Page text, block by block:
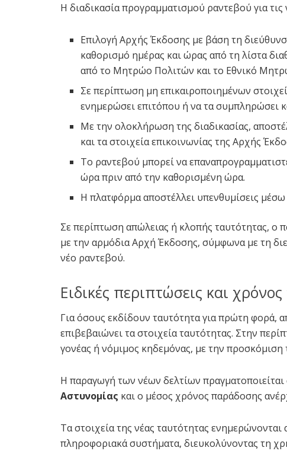
Η διαδικασία προγραμματισμού ραντεβού για τις
Επιλογή Αρχής Έκδοσης με βάση τη
καθορισμό ημέρας και ώρας από τη λίστα
από το Μητρώο Πολιτών και το Εθνικό
Σε περίπτωση μη επικαιροποιημένων
ενημερώσει επιτόπου ή να τα συμπληρώσει
Με την ολοκλήρωση της διαδικασίας,
και τα στοιχεία επικοινωνίας της Αρχής
Το ραντεβού μπορεί να
ώρα πριν από την καθορισμένη ώρα.
Η πλατφόρμα αποστέλλει υπενθυμίσεις
Σε περίπτωση απώλειας ή κλοπής ταυτότητας, ο
με την αρμόδια Αρχή Έκδοσης, σύμφωνα με τη
νέο ραντεβού.
Ειδικές περιπτώσεις και
Για όσους εκδίδουν ταυτότητα για πρώτη φορά,
επιβεβαιώνει τα στοιχεία ταυτότητας. Στην
γονέας ή νόμιμος κηδεμόνας, με την
Η παραγωγή των νέων δελτίων πραγματοποιείται
Αστυνομίας και ο μέσος χρόνος παράδοσης
Τα στοιχεία της νέας ταυτότητας
πληροφοριακά συστήματα, διευκολύνοντας τη